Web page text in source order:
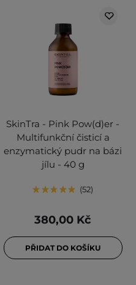
SkinTra - Pink Pow(d)er -
Multifunkční čisticí a
enzymatický pudr na bázi
jílu - 40 g
52
380,00 Kč
PŘIDAT DO KOŠÍKU